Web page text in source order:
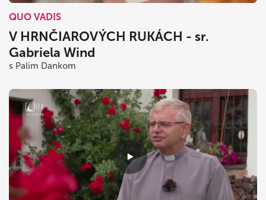
QUO VADIS
V HRNČIAROVÝCH RUKÁCH - sr.
Gabriela Wind
s Palim Dankom